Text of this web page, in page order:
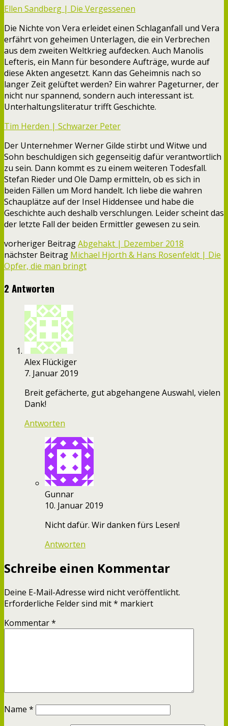
Ellen Sandberg | Die Vergessenen
Die Nichte von Vera erleidet einen Schlaganfall und Vera
erfährt von geheimen Unterlagen, die ein Verbrechen
aus dem zweiten Weltkrieg aufdecken. Auch Manolis
Lefteris, ein Mann für besondere Aufträge, wurde auf
diese Akten angesetzt. Kann das Geheimnis nach so
langer Zeit gelüftet werden? Ein wahrer Pageturner, der
nicht nur spannend, sondern auch interessant ist.
Unterhaltungsliteratur trifft Geschichte.
Tim Herden | Schwarzer Peter
Der Unternehmer Werner Gilde stirbt und Witwe und
Sohn beschuldigen sich gegenseitig dafür verantwortlich
zu sein. Dann kommt es zu einem weiteren Todesfall.
Stefan Rieder und Ole Damp ermitteln, ob es sich in
beiden Fällen um Mord handelt. Ich liebe die wahren
Schauplätze auf der Insel Hiddensee und habe die
Geschichte auch deshalb verschlungen. Leider scheint das
der letzte Fall der beiden Ermittler gewesen zu sein.
vorheriger BeitragAbgehakt | Dezember 2018
nächster Beitrag Michael Hjorth & Hans Rosenfeldt | Die
Opfer, die man bringt
2 Antworten
Alex Flückiger
7. Januar 2019
Breit gefächerte, gut abgehangene Auswahl, vielen
Dank!
Antworten
Gunnar
10. Januar 2019
Nicht dafür. Wir danken fürs Lesen!
Antworten
Schreibe einen Kommentar
Deine E-Mail-Adresse wird nicht veröffentlicht.
Erforderliche Felder sind mit* markiert
Kommentar*
Name *